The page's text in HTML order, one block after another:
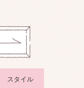
スタイル